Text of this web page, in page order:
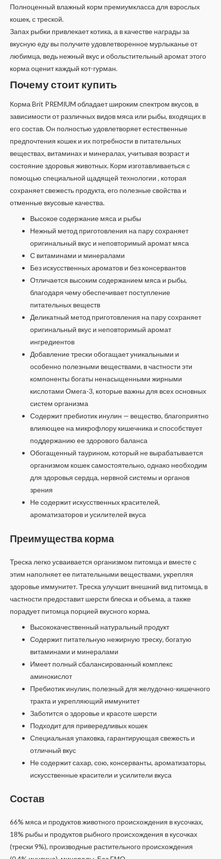
Полноценный влажный корм премиумкласса для взрослых
кошек, с треской.
Запах рыбки привлекает котика, а в качестве награды за
вкусную еду вы получите удовлетворенное мурлыканье от
любимца, ведь нежный вкус и обольстительный аромат этого
корма оценит каждый кот-гурман.
Почему стоит купить
Корма Brit PREMIUM обладает широким спектром вкусов, в
зависимости от различных видов мяса или рыбы, входящих в
его состав. Он полностью удовлетворяет естественные
предпочтения кошек и их потребности в питательных
веществах, витаминах и минералах, учитывая возраст и
состояние здоровья животных. Корм изготавливаеться с
помощью специальной щадящей технологии , которая
сохраняет свежесть продукта, его полезные свойства и
отменные вкусовые качества.
Высокое содержание мяса и рыбы
Нежный метод приготовления на пару сохраняет
оригинальный вкус и неповторимый аромат мяса
С витаминами и минералами
Без искусственных ароматов и без консервантов
Отличается высоким содержанием мяса и рыбы,
благодаря чему обеспечивает поступление
питательных веществ
Деликатный метод приготовления на пару сохраняет
оригинальный вкус и неповторимый аромат
ингредиентов
Добавление трески обогащает уникальными и
особенно полезными веществами, в частности эти
компоненты богаты ненасыщенными жирными
кислотами Омега-3, которые важны для всех основных
систем организма
Содержит пребиотик инулин — вещество, благоприятно
влияющее на микрофлору кишечника и способствует
поддержанию ее здорового баланса
Обогащенный таурином, который не вырабатывается
организмом кошек самостоятельно, однако необходим
для здоровья сердца, нервной системы и органов
зрения
Не содержит искусственных красителей,
ароматизаторов и усилителей вкуса
Преимущества корма
Треска легко усваивается организмом питомца и вместе с
этим наполняет ее питательными веществами, укрепляя
здоровье иммунитет. Треска улучшит внешний вид питомца, в
частности предоставит шерсти блеска и объема, а также
порадует питомца порцией вкусного корма.
Высококачественный натуральный продукт
Содержит питательную нежирную треску, богатую
витаминами и минералами
Имеет полный сбалансированный комплекс
аминокислот
Пребиотик инулин, полезный для желудочно-кишечного
тракта и укрепляющий иммунитет
Заботится о здоровье и красоте шерсти
Подходит для привередливых кошек
Специальная упаковка, гарантирующая свежесть и
отличный вкус
Не содержит сахар, сою, консерванты, ароматизаторы,
искусственные красители и усилители вкуса
Состав
66% мяса и продуктов животного происхождения в кусочках,
18% рыбы и продуктов рыбного происхождения в кусочках
(трески 9%), производные растительного происхождения